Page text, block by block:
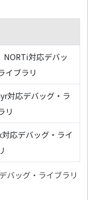
NORTi対応デバッ
イブラリ
対応デバッグ・ラ
リ
応デバッグ・ライ
バッグ・ライブラリ